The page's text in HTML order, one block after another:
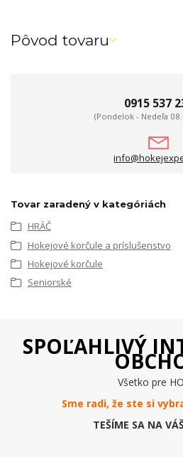
Pôvod tovaru
0915 537
(Pondelok - Nedeľa
Tovar zaradený v kategóriách
HRÁČ
Hokejové korčule a príslušenstvo
Hokejové korčule
Seniorské
SPOĽAHLIVÝ
Všetko pre
Sme radi, že ste si
TEŠÍME SA NA